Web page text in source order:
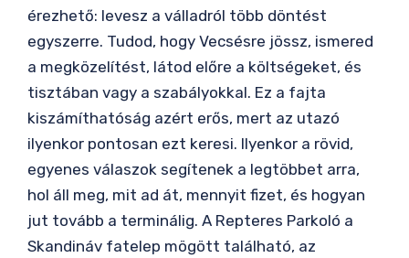
érezhető: levesz a válladról több döntést
egyszerre. Tudod, hogy Vecsésre jössz, ismered
a megközelítést, látod előre a költségeket, és
tisztában vagy a szabályokkal. Ez a fajta
kiszámíthatóság azért erős, mert az utazó
ilyenkor pontosan ezt keresi. Ilyenkor a rövid,
egyenes válaszok segítenek a legtöbbet arra,
hol áll meg, mit ad át, mennyit fizet, és hogyan
jut tovább a terminálig. A Repteres Parkoló a
Skandináv fatelep mögött található, az